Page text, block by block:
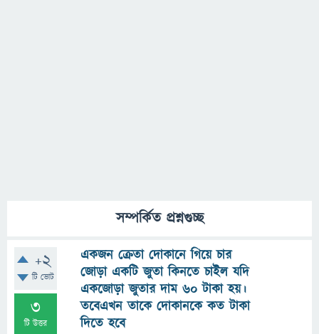
সম্পর্কিত প্রশ্নগুচ্ছ
+2
টি ভোট
3
টি উত্তর
একজন ক্রেতা দোকানে গিয়ে চার
জোড়া একটি জুতা কিনতে চাইল যদি
একজোড়া জুতার দাম ৬০ টাকা হয়।
তবেএখন তাকে দোকানকে কত টাকা
দিতে হবে